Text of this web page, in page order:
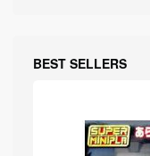
BEST SELLERS